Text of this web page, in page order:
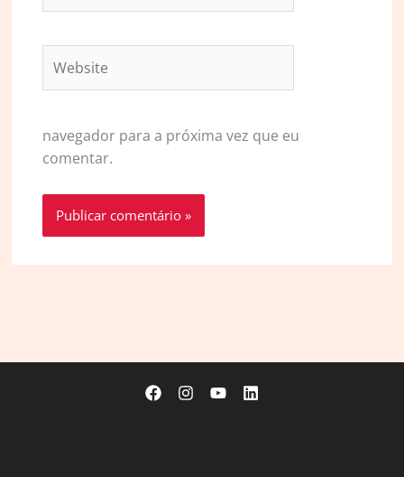
navegador para a próxima vez que eu
comentar.